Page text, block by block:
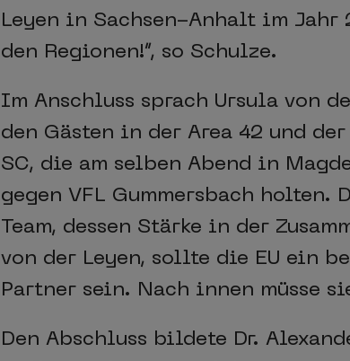
Leyen in Sachsen-Anhalt im
den Regionen!“, so Schulze.
Im Anschluss sprach Ursula von
den Gästen in der Area 42 und
SC, die am selben Abend in
gegen VFL Gummersbach
Team, dessen Stärke in der
von der Leyen, sollte die EU ein
Partner sein. Nach innen müsse
Den Abschluss bildete Dr.